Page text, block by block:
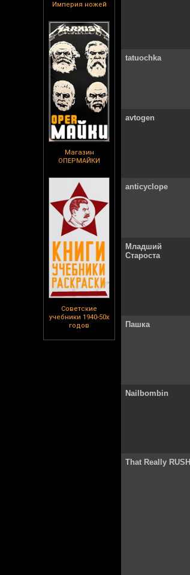
Империя ножей
Магазин
ОПЕРМАЙКИ
Советские
учебники 1940-50х
годов
tatuochka
avtogen
anticyclope
Младший
Староста
Пашка
Nailbombin
That Really RUSH